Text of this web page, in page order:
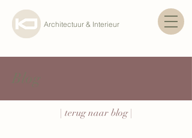
Architectuur & Interieur
| terug naar blog |